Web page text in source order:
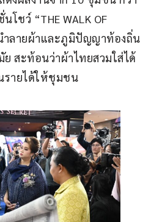
ชว์ “THE WALK OF
นำลายผ้าและภูมิปัญญาท้องถิ่น
สะท้อนว่าผ้าไทยสวมใส่ได้
รายได้ให้ชุมชน